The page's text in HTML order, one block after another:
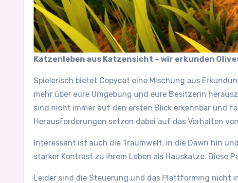
Katzenleben aus Katzensicht – wir erkunden
Spielerisch bietet Copycat eine Mischung aus
mehr über eure Umgebung und eure Besitzerin
sind nicht immer auf den ersten Blick erkennbar und
Herausforderungen setzen dabei auf das Verhalten
Interessant ist auch die Traumwelt, in die Dawn hin
starker Kontrast zu ihrem Leben als Hauskatze. Diese
Leider sind die Steuerung und das Plattforming nicht